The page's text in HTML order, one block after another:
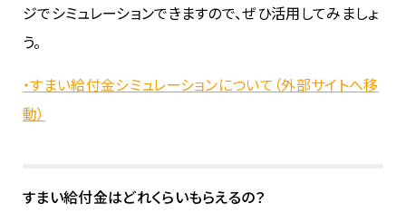
ジでシミュレーションできますので、ぜひ活用してみましょ
う。
・すまい給付金シミュレーションについて（外部サイトへ移
動）
すまい給付金はどれくらいもらえるの？